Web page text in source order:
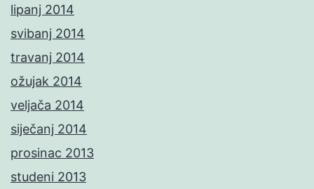
lipanj 2014
svibanj 2014
travanj 2014
ožujak 2014
veljača 2014
siječanj 2014
prosinac 2013
studeni 2013